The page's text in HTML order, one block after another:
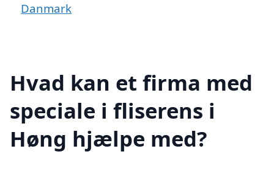
Danmark
Hvad kan et firma med
speciale i fliserens i
Høng hjælpe med?